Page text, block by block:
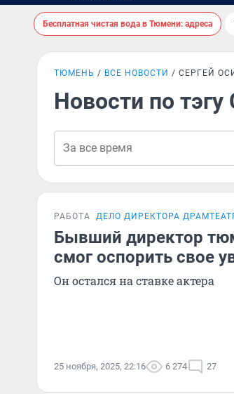
Бесплатная чистая вода в Тюмени: адреса
ТЮМЕНЬ ВСЕ НОВОСТИ СЕРГЕЙ
Новости по
РАБОТА ДЕЛО ДИРЕКТОРА
Бывший директор
смог оспорить свое
Он остался на ставке актера
25 ноября, 2025, 22:16 6 274 27